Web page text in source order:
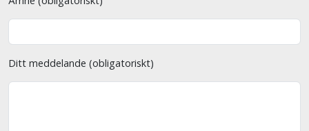
Ditt meddelande (obligatoriskt)